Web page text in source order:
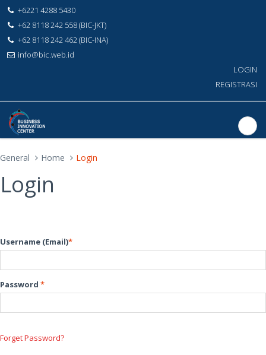
+6221 4288 5430
+62 8118 242 558 (BIC-JKT)
+62 8118 242 462 (BIC-INA)
info@bic.web.id
LOGIN
REGISTRASI
General Home Login
Login
Username (Email)*
Password *
Forget Password?